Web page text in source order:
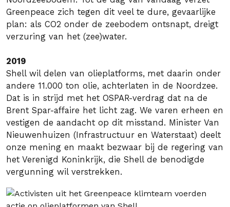
Greenpeace zich tegen dit veel te dure, gevaarlijke
plan: als CO2 onder de zeebodem ontsnapt, dreigt
verzuring van het (zee)water.
2019
Shell wil delen van olieplatforms, met daarin onder
andere 11.000 ton olie, achterlaten in de Noordzee.
Dat is in strijd met het OSPAR-verdrag dat na de
Brent Spar-affaire het licht zag. We varen erheen en
vestigen de aandacht op dit misstand. Minister Van
Nieuwenhuizen (Infrastructuur en Waterstaat) deelt
onze mening en maakt bezwaar bij de regering van
het Verenigd Koninkrijk, die Shell de benodigde
vergunning wil verstrekken.